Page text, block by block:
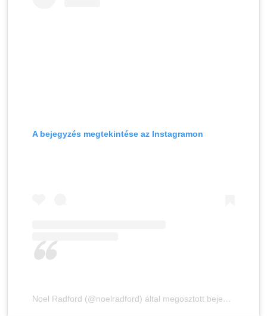
A bejegyzés megtekintése az Instagramon
Noel Radford (@noelradford) által megosztott bejegyzés